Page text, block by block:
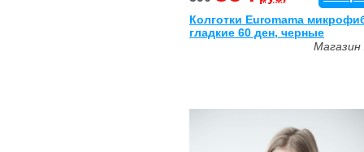
Колготки Euromama
гладкие 60 ден, черные
Магазин